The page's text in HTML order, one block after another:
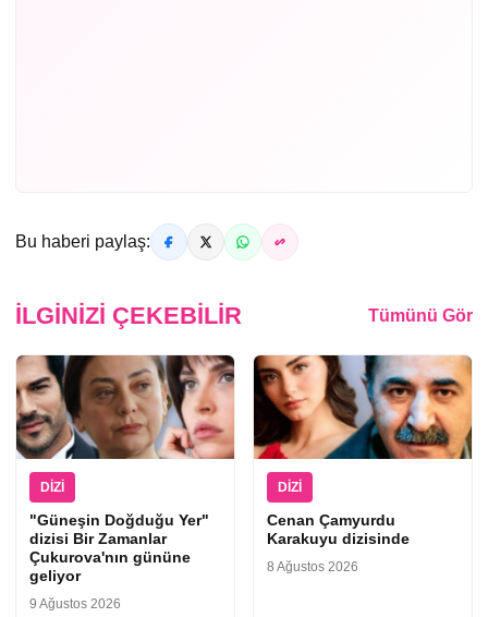
Bu haberi paylaş:
İLGINIZI ÇEKEBILIR Tümünü Gör
DIZI
"Güneşin Doğduğu Yer"
dizisi Bir Zamanlar
Çukurova'nın gününe
geliyor
9 Ağustos 2026
DIZI
Cenan Çamyurdu
Karakuyu dizisinde
8 Ağustos 2026